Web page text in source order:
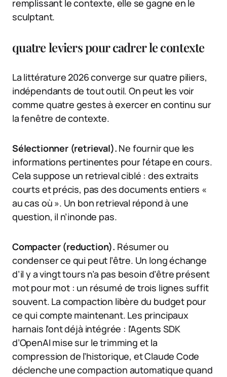
remplissant le contexte, elle se gagne en le
sculptant.
quatre leviers pour cadrer le contexte
La littérature 2026 converge sur quatre piliers,
indépendants de tout outil. On peut les voir
comme quatre gestes à exercer en continu sur
la fenêtre de contexte.
Sélectionner (retrieval). Ne fournir que les
informations pertinentes pour l’étape en cours.
Cela suppose un retrieval ciblé : des extraits
courts et précis, pas des documents entiers «
au cas où ». Un bon retrieval répond à une
question, il n’inonde pas.
Compacter (reduction). Résumer ou
condenser ce qui peut l’être. Un long échange
d’il y a vingt tours n’a pas besoin d’être présent
mot pour mot : un résumé de trois lignes suffit
souvent. La compaction libère du budget pour
ce qui compte maintenant. Les principaux
harnais l’ont déjà intégrée : l’Agents SDK
d’OpenAI mise sur le trimming et la
compression de l’historique, et Claude Code
déclenche une compaction automatique quand